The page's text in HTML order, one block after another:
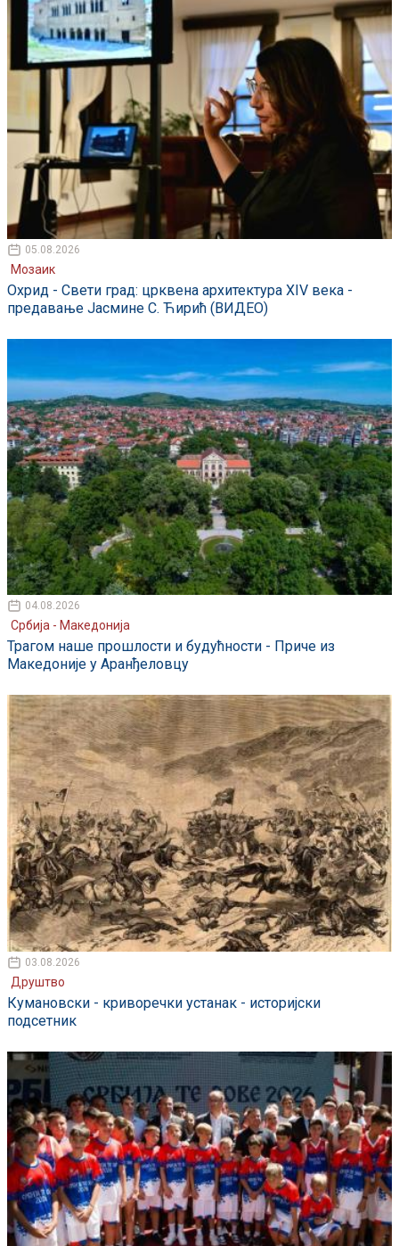
05.08.2026
Мозаик
Охрид - Свети град: црквена архитектура XIV века -
предавање Јасмине С. Ћирић (ВИДЕО)
04.08.2026
Србија - Македонија
Трагом наше прошлости и будућности - Приче из
Македоније у Аранђеловцу
03.08.2026
Друштво
Кумановски - криворечки устанак - историјски
подсетник